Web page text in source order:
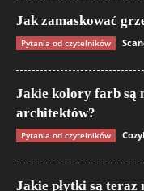
Jak zamaskować
Pytania od czytelników
Jakie kolory farb są
architektów?
Pytania od czytelników
Jakie płytki są teraz